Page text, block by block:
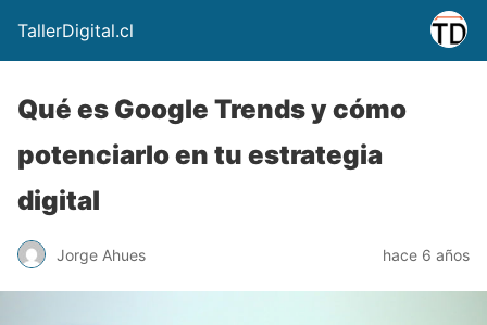
TallerDigital.cl
Qué es Google Trends y cómo
potenciarlo en tu estrategia
digital
Jorge Ahues hace 6 años